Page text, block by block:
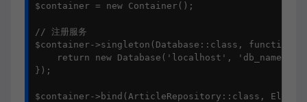
$container = new Container();
// 注册服务
$container->singleton(Database::class,
return new Database('localhost', 'db_name',
});
$container->bind(ArticleRepository::class,